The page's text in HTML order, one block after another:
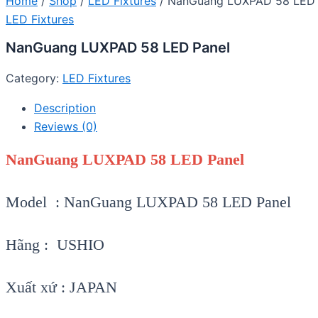
LED Fixtures
NanGuang LUXPAD 58 LED Panel
Category: LED Fixtures
Description
Reviews (0)
NanGuang LUXPAD 58 LED Panel
Model : NanGuang LUXPAD 58 LED Panel
Hãng : USHIO
Xuất xứ : JAPAN